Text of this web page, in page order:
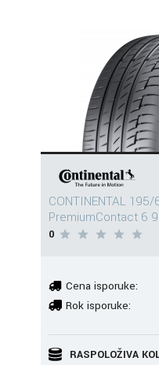
CONTINENTAL 195/
PremiumContact 6
0
Cena isporuke:
Rok isporuke:
RASPOLOŽIVA